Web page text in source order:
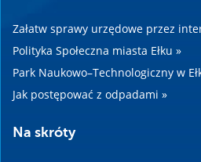
Załatw sprawy urzędowe przez
Polityka Społeczna miasta Ełku »
Park Naukowo–Technologiczny w
Jak postępować z odpadami »
Na skróty